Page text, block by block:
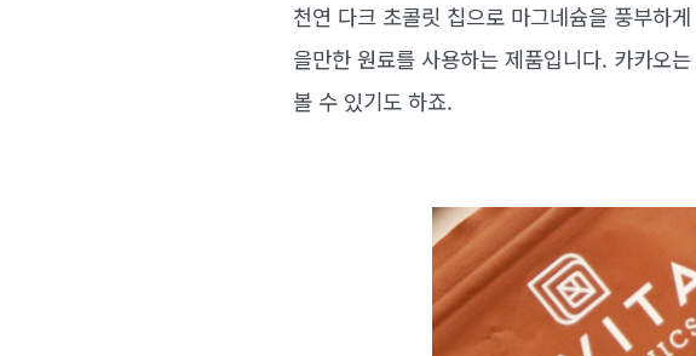
천연 다크 초콜릿 칩으로 마그네슘을 풍부하
을만한 원료를 사용하는 제품입니다. 카카오
볼 수 있기도 하죠.